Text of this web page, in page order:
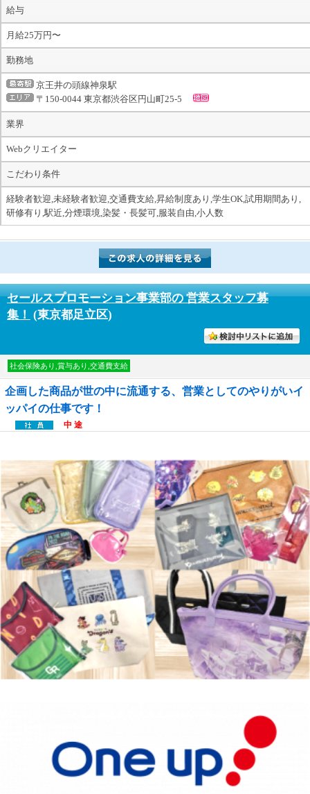
給与
月給25万円〜
勤務地
京王井の頭線神泉駅
〒150-0044 東京都渋谷区円山町25-5
業界
Webクリエイター
こだわり条件
経験者歓迎,未経験者歓迎,交通費支給,昇給制度あり,学生OK,試用期間あり,
研修有り,駅近,分煙環境,染髪・長髪可,服装自由,小人数
セールスプロモーション事業部の 営業スタッフ募
集！ (東京都足立区)
社会保険あり,賞与あり,交通費支給
企画した商品が世の中に流通する、営業としてのやりがいイ
ッパイの仕事です！
中 途